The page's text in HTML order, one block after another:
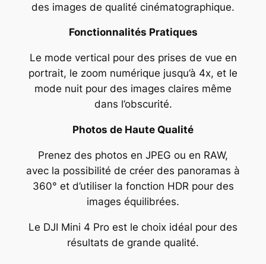
des images de qualité cinématographique.
Fonctionnalités Pratiques
Le mode vertical pour des prises de vue en
portrait, le zoom numérique jusqu’à 4x, et le
mode nuit pour des images claires même
dans l’obscurité.
Photos de Haute Qualité
Prenez des photos en JPEG ou en RAW,
avec la possibilité de créer des panoramas à
360° et d’utiliser la fonction HDR pour des
images équilibrées.
Le DJI Mini 4 Pro est le choix idéal pour des
résultats de grande qualité.